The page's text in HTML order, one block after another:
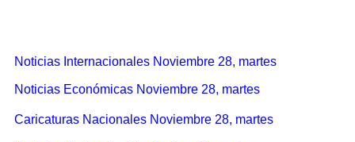
Noticias Internacionales Noviembre 28, martes
Noticias Económicas Noviembre 28, martes
Caricaturas Nacionales Noviembre 28, martes